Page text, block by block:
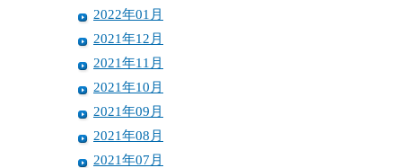
2022年01月
2021年12月
2021年11月
2021年10月
2021年09月
2021年08月
2021年07月